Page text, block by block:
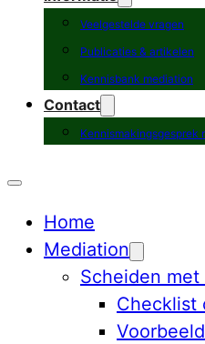
Veelgestelde vragen
Publicaties & artikelen
Kennisbank mediation
Contact
Kennismakingsgesprek
Home
Mediation
Scheiden
Checklist